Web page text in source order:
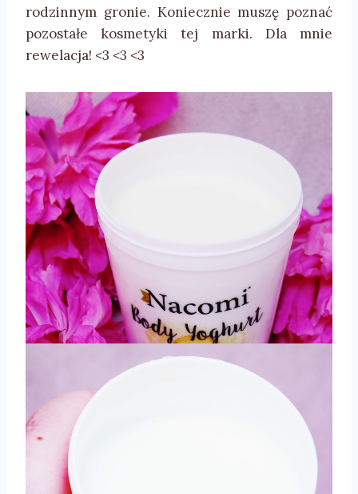
rodzinnym gronie. Koniecznie muszę poznać
pozostałe kosmetyki tej marki. Dla mnie
rewelacja! <3 <3 <3